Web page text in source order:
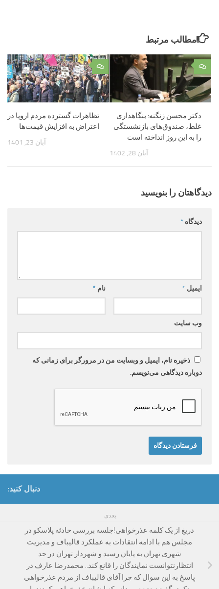
مطالب مرتبط
۰
تظاهرات گسترده مردم اروپا در
اعتراض به افزایش قیمت‌ها
آبان 23, 1401
۰
دکتر محسن زنگنه: بنگاهداری
غلط، صندوق‌های بازنشستگی
را به این روز انداخته است
آبان 28, 1402
دیدگاهتان را بنویسید
دیدگاه *
نام * ایمیل *
وب‌ سایت
ذخیره نام، ایمیل و وبسایت من در مرورگر برای زمانی که
دوباره دیدگاهی می‌نویسم.
دنبال کنید:
بعدی
دریغ از یک کلمه عذرخواهی!جلسه بررسی حادثه پلاسکو در
مجلس هم با ادامه انتقادات به عملکرد قالیباف و مدیریت
شهری تهران به پایان رسید و شهردار تهران در حد
انتظارنتوانست نمایندگان را قانع کند.. محمدرضا عارف در
پاسخ به این سوال که چرا آقای قالیباف از مردم عذرخواهی